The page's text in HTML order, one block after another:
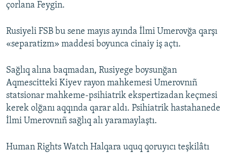
çorlana Feygin.
Rusiyeli FSB bu sene mayıs ayında İlmi Umerovğa qarşı
«separatizm» maddesi boyunca cinaiy iş açtı.
Sağlıq alına baqmadan, Rusiyege boysunğan
Aqmescitteki Kiyev rayon mahkemesi Umerovnıñ
statsionar mahkeme-psihiatrik ekspertizadan keçmesi
kerek olğanı aqqında qarar aldı. Psihiatrik hastahanede
İlmi Umerovnıñ sağlıq alı yaramaylaştı.
Human Rights Watch Halqara uquq qoruyıcı teşkilâtı